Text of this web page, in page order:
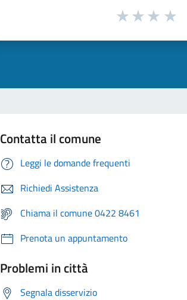
Contatta il comune
Leggi le domande frequenti
Richiedi Assistenza
Chiama il comune 0422 8461
Prenota un appuntamento
Problemi in città
Segnala disservizio